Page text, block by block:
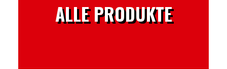
ALLE PRODUKTE